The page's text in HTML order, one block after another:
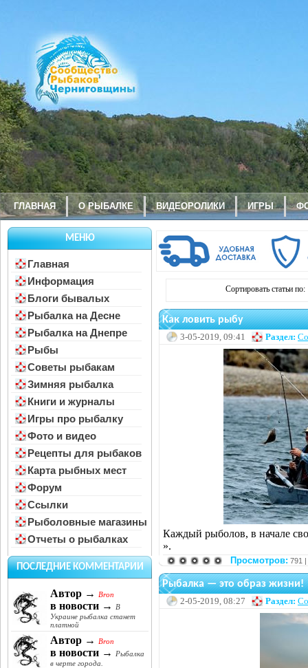
ГЛАВНАЯ О РЫБАЛКЕ ВИДЕОРОЛИКИ ИГРЫ
МЕНЮ
Главная
Информация
Блоги бывалых
Рыбалка на Десне
Рыбалка на Днепре
Рыбы
Советы рыбакам
Зимняя рыбалка
Книги и журналы
Игры про рыбалку
Фото и видео
Рецепты для рыбаков
Карта рыбных мест
Форум
Ссылки
Рыболовные магазины
Отчеты о рыбалках
ПОСЛЕДНИЕ КОММЕНТАРИИ
Автор → Bron
в новости →
В
Украине рыбалка станет
платной
Автор → Bron
в новости →
Рыбалка
в черте города.
Сортировать статьи по:
Как ловить рыбу
3-05-2019, 09:41 Раздел:
Каждый рыболов, в начале
».
Просмотров: 791 |
Рыбалка — это образ жизни!
2-05-2019, 08:27 Раздел: